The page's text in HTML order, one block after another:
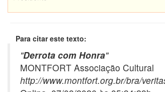
Para citar este texto:
"Derrota com Honra"
MONTFORT Associação Cultural
http://www.montfort.org.br/bra/